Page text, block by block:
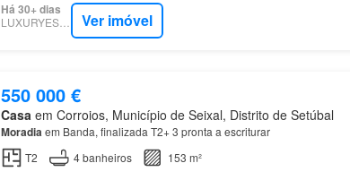
Há 30+ dias
LUXURYESTATE Ver imóvel
550 000 €
Casa em Corroios, Município de Seixal, Distrito de Setúbal
Moradiaem Banda, finalizada T2+ 3 pronta a escriturar
T2
4banheiros 153 m²